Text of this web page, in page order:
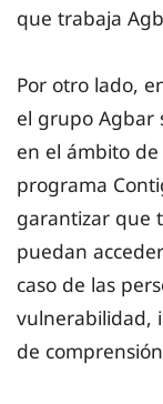
que trabaja
Por otro lado,
el grupo Agbar
en el ámbito
programa
garantizar que
puedan
caso de las
vulnerabilidad,
de